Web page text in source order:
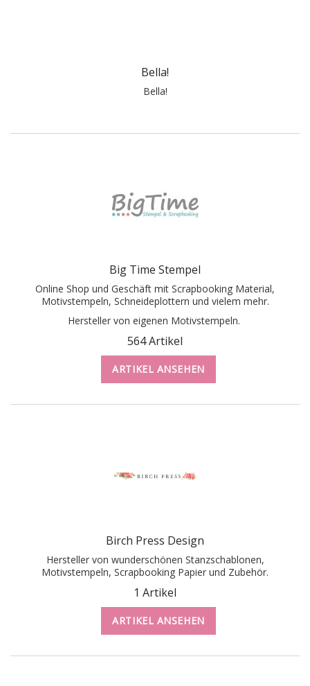
Bella!
Bella!
Big Time Stempel
Online Shop und Geschäft mit Scrapbooking Material,
Motivstempeln, Schneideplottern und vielem mehr.
Hersteller von eigenen Motivstempeln.
564 Artikel
ARTIKEL ANSEHEN
Birch Press Design
Hersteller von wunderschönen Stanzschablonen,
Motivstempeln, Scrapbooking Papier und Zubehör.
1 Artikel
ARTIKEL ANSEHEN